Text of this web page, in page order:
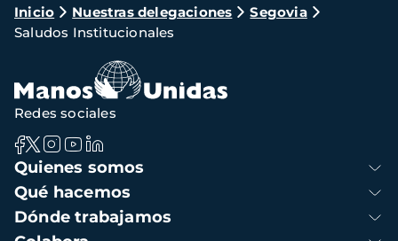
Ruta
de
navegación
Inicio Nuestras delegaciones
Segovia
Saludos Institucionales
Navegación
principal
Quienes somos
Qué hacemos
Dónde trabajamos
Redes sociales